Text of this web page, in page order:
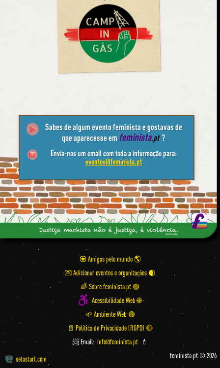
Sabes de algum evento feminista e gostavas de
que aparecesse em feminista.pt ?
Envia-nos um email com toda a informação para:
eventos@feminista.pt
💟 Amigas pelo mundo
💌 Adicionar eventos e organizações
🌈 Sobre feminista.pt 🟣
Acessibilidade Web 🌐
🌱 Ambiente Web 🟢
📄 Política de Privacidade (RGPD) 🔴
📨 Email: info@feminista.pt 💄
setastart.com feminista.pt © 2026